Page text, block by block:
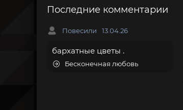
Последние комментарии
Повесили 13.04.26
бархатные цветы .
Бесконечная любовь